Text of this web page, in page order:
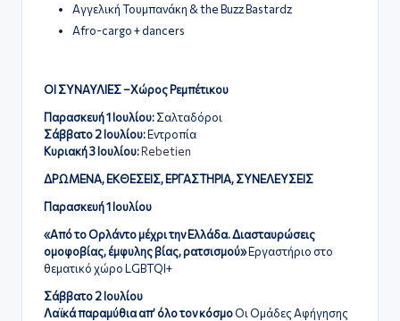
Αγγελική Τουμπανάκη & the Buzz Bastardz
Afro-cargo + dancers
ΟΙ ΣΥΝΑΥΛΙΕΣ –Χώρος Ρεμπέτικου
Παρασκευή 1 Ιουλίου:Σαλταδόροι
Σάββατο 2 Ιουλίου:Εντροπία
Κυριακή 3 Ιουλίου:Rebetien
ΔΡΩΜΕΝΑ, ΕΚΘΕΣΕΙΣ, ΕΡΓΑΣΤΗΡΙΑ, ΣΥΝΕΛΕΥΣΕΙΣ
Παρασκευή 1 Ιουλίου
«Από το Ορλάντο μέχρι την Ελλάδα. Διασταυρώσεις
ομοφοβίας, έμφυλης βίας, ρατσισμού»Εργαστήριο στο
θεματικό χώρο LGBTQI+
Σάββατο 2 Ιουλίου
Λαϊκά παραμύθια απ’ όλο τον κόσμοΟι Ομάδες Αφήγησης